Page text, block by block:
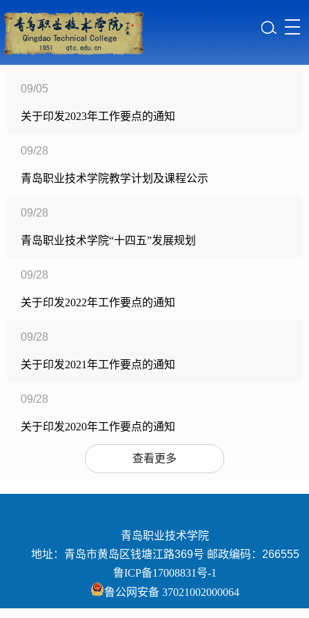
09/05
关于印发2023年工作要点的通知
09/28
青岛职业技术学院教学计划及课程公示
09/28
青岛职业技术学院“十四五”发展规划
09/28
关于印发2022年工作要点的通知
09/28
关于印发2021年工作要点的通知
09/28
关于印发2020年工作要点的通知
查看更多
青岛职业技术学院
地址：青岛市黄岛区钱塘江路369号 邮政编码：266555
鲁ICP备17008831号-1
鲁公网安备 37021002000064